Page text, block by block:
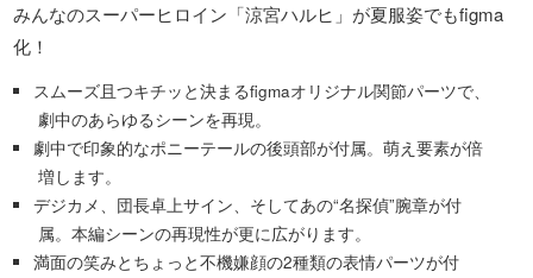
みんなのスーパーヒロイン「涼宮ハルヒ」が夏服姿でもfigma
化！
スムーズ且つキチッと決まるfigmaオリジナル関節パーツで、
劇中のあらゆるシーンを再現。
劇中で印象的なポニーテールの後頭部が付属。萌え要素が倍
増します。
デジカメ、団長卓上サイン、そしてあの“名探偵”腕章が付
属。本編シーンの再現性が更に広がります。
満面の笑みとちょっと不機嫌顔の2種類の表情パーツが付